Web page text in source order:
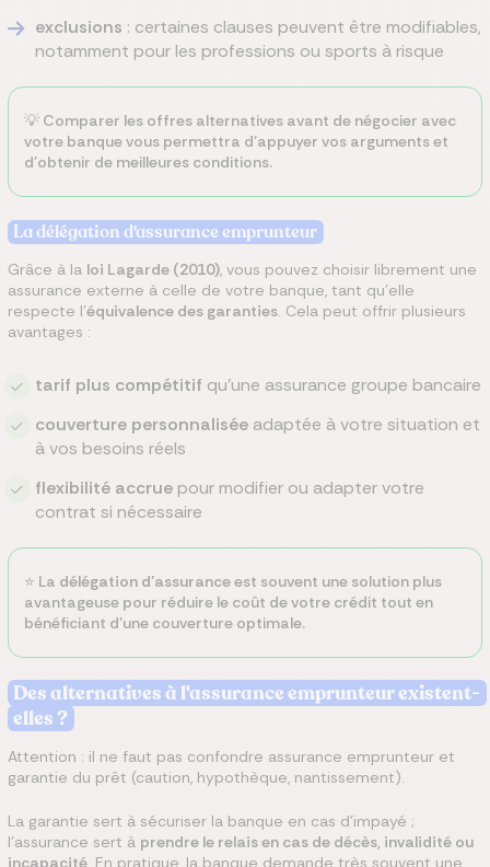
exclusions : certaines clauses peuvent être modifiables,
notamment pour les professions ou sports à risque
💡 Comparer les offres alternatives avant de négocier avec
votre banque vous permettra d’appuyer vos arguments et
d’obtenir de meilleures conditions.
La délégation d'assurance emprunteur
Grâce à la loi Lagarde (2010), vous pouvez choisir librement une
assurance externe à celle de votre banque, tant qu’elle
respecte l’équivalence des garanties. Cela peut offrir plusieurs
avantages :
tarif plus compétitif qu’une assurance groupe bancaire
couverture personnaliséeadaptée à votre situation et
à vos besoins réels
flexibilité accruepour modifier ou adapter votre
contrat si nécessaire
⭐️ La délégation d’assuranceest souvent une solution plus
avantageuse pour réduire le coût de votre crédit tout en
bénéficiant d’une couverture optimale.
Des alternatives à l'assurance emprunteur existent-
elles ?
Attention : il ne faut pas confondre assurance emprunteur et
garantie du prêt (caution, hypothèque, nantissement).
La garantie sert à sécuriser la banque en cas d’impayé ;
l’assurance sert à prendre le relais en cas de décès, invalidité ou
incapacité. En pratique, la banque demande très souvent une